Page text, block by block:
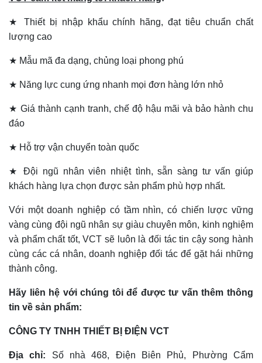
★ Thiết bị nhập khẩu chính hãng, đạt tiêu chuẩn chất
lượng cao
★ Mẫu mã đa dạng, chủng loại phong phú
★ Năng lực cung ứng nhanh mọi đơn hàng lớn nhỏ
★ Giá thành cạnh tranh, chế độ hậu mãi và bảo hành chu
đáo
★ Hỗ trợ vận chuyển toàn quốc
★ Đội ngũ nhân viên nhiệt tình, sẵn sàng tư vấn giúp
khách hàng lựa chọn được sản phẩm phù hợp nhất.
Với một doanh nghiệp có tầm nhìn, có chiến lược vững
vàng cùng đội ngũ nhân sự giàu chuyên môn, kinh nghiệm
và phẩm chất tốt, VCT sẽ luôn là đối tác tin cậy song hành
cùng các cá nhân, doanh nghiệp đối tác để gặt hái những
thành công.
Hãy liên hệ với chúng tôi để được tư vấn thêm thông
tin về sản phẩm:
CÔNG TY TNHH THIẾT BỊ ĐIỆN VCT
Địa chỉ: Số nhà 468, Điện Biên Phủ, Phường Cẩm